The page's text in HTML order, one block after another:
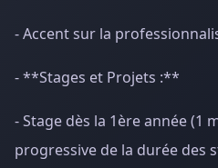
- Accent sur la
- **Stages et Projets :**
- Stage dès la 1ère année (1
progressive de la durée des